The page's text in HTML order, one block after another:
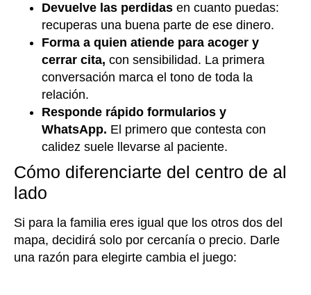
Devuelve las perdidas en cuanto puedas:
recuperas una buena parte de ese dinero.
Forma a quien atiende para acoger y
cerrar cita, con sensibilidad. La primera
conversación marca el tono de toda la
relación.
Responde rápido formularios y
WhatsApp. El primero que contesta con
calidez suele llevarse al paciente.
Cómo diferenciarte del centro de al
lado
Si para la familia eres igual que los otros dos del
mapa, decidirá solo por cercanía o precio. Darle
una razón para elegirte cambia el juego: